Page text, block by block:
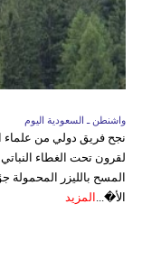
واشنطن ـ السعودية اليوم
نجح فريق دولي من علماء
لقرون تحت الغطاء
الأ�... المزيد